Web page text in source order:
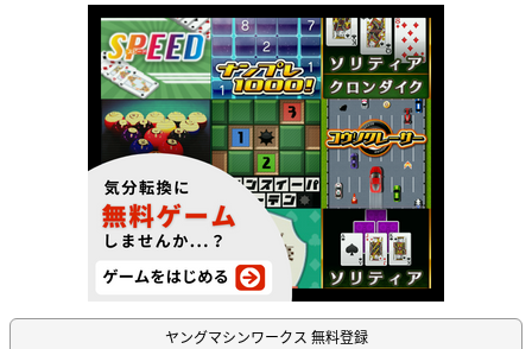
ヤングマシンワークス 無料登録